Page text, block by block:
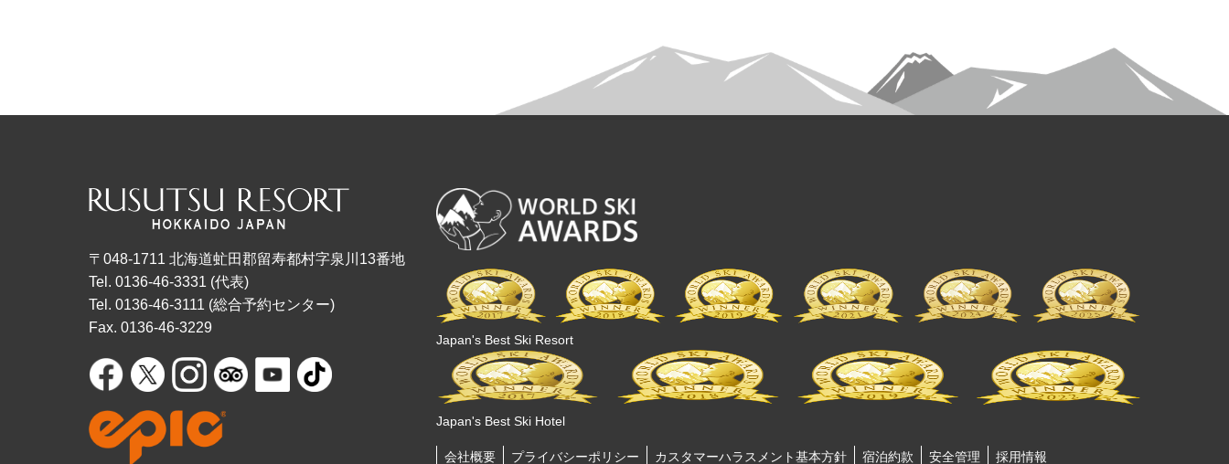
〒048-1711 北海道虻田郡留寿都村字泉川13番地
Tel. 0136-46-3331 (代表)
Tel. 0136-46-3111 (総合予約センター)
Fax. 0136-46-3229
Japan's Best Ski Resort
Japan's Best Ski Hotel
会社概要 プライバシーポリシー カスタマーハラスメント基本方針 宿泊約款 安全管理 採用情報